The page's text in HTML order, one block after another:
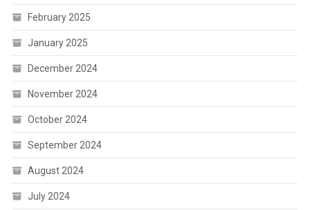
February 2025
January 2025
December 2024
November 2024
October 2024
September 2024
August 2024
July 2024